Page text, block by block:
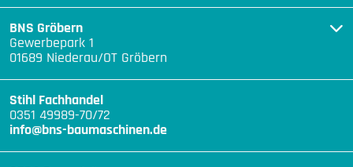
BNS Gröbern
Gewerbepark 1
01689 Niederau/OT Gröbern
Stihl Fachhandel
0351 49989-70/72
info@bns-baumaschinen.de